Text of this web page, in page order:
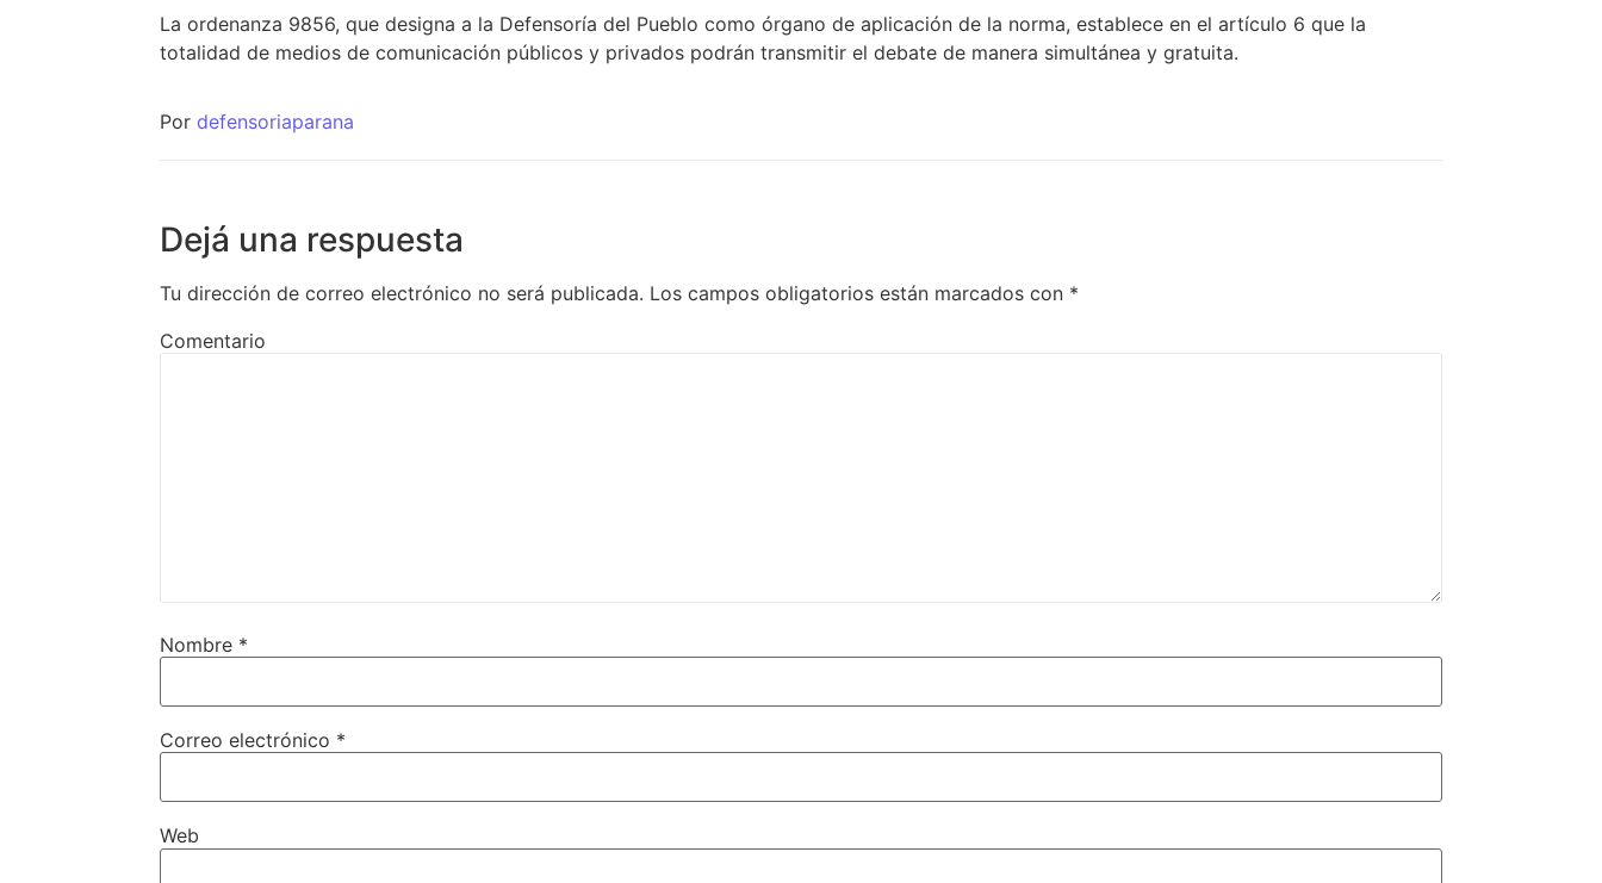
La ordenanza 9856, que designa a la Defensoría del Pueblo como órgano de aplicación de la norma, establece en el artículo 6 que la
totalidad de medios de comunicación públicos y privados podrán transmitir el debate de manera simultánea y gratuita.
Pordefensoriaparana
Dejá una respuesta
Tu dirección de correo electrónico no será publicada. Los campos obligatorios están marcados con *
Comentario
Nombre *
Correo electrónico *
Web